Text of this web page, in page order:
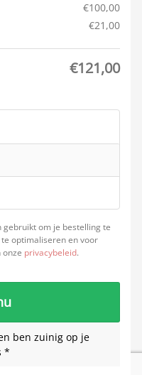
€100,00
€21,00
€121,00
gebruikt om je bestelling te
optimaliseren en voor
privacybeleid.
ben zuinig op je
*